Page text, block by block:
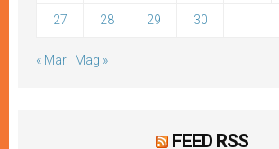
27 28 29 30
« Mar Mag »
FEED RSS